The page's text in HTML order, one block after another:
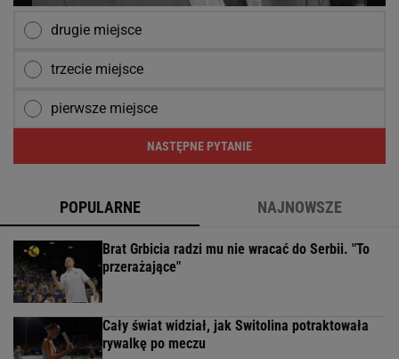
drugie miejsce
trzecie miejsce
pierwsze miejsce
NASTĘPNE PYTANIE
POPULARNE NAJNOWSZE
Brat Grbicia radzi mu nie wracać do Serbii. "To
przerażające"
Cały świat widział, jak Switolina potraktowała
rywalkę po meczu